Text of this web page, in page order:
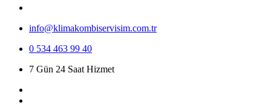
info@klimakombiservisim.com.tr
0 534 463 99 40
7 Gün 24 Saat Hizmet